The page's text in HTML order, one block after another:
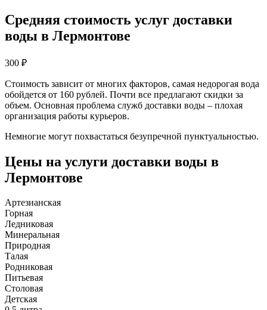
Средняя стоимость услуг доставки
воды в Лермонтове
300 ₽
Стоимость зависит от многих факторов, самая недорогая вода
обойдется от 160 рублей. Почти все предлагают скидки за
объем. Основная проблема служб доставки воды – плохая
организация работы курьеров.
Немногие могут похвастаться безупречной пунктуальностью.
Цены на услуги доставки воды в
Лермонтове
Артезианская
Горная
Ледниковая
Минеральная
Природная
Талая
Родниковая
Питьевая
Столовая
Детская